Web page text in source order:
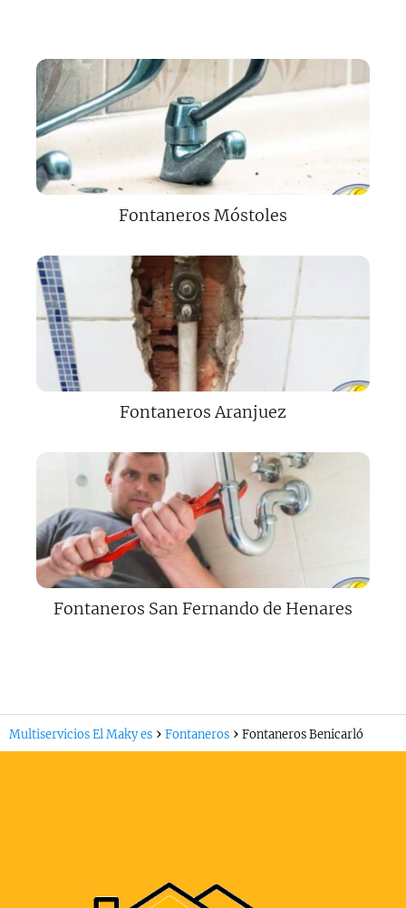
Fontaneros Móstoles
Fontaneros Aranjuez
Fontaneros San Fernando de Henares
Multiservicios El Maky es Fontaneros Fontaneros Benicarló